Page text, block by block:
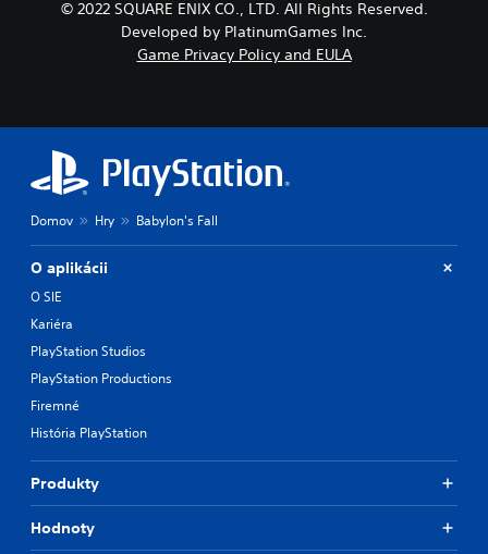
© 2022 SQUARE ENIX CO., LTD. All Rights Reserved.
Developed by PlatinumGames Inc.
Game Privacy Policy and EULA
Domov Hry Babylon's Fall
O aplikácii
O SIE
Kariéra
PlayStation Studios
PlayStation Productions
Firemné
História PlayStation
Produkty
Hodnoty